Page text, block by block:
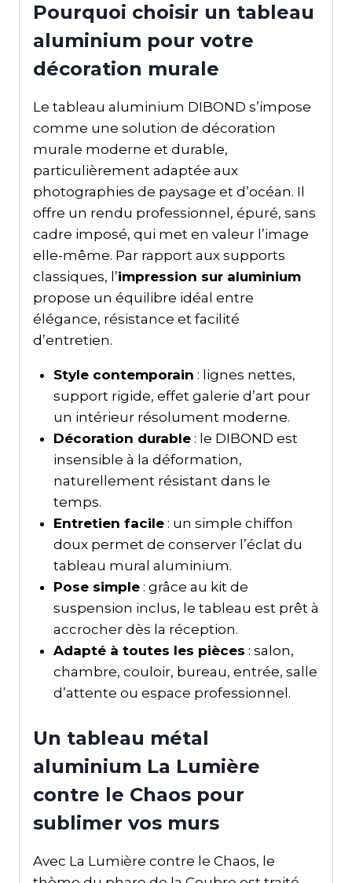
Pourquoi choisir un tableau
aluminium pour votre
décoration murale
Le tableau aluminium DIBOND s’impose
comme une solution de décoration
murale moderne et durable,
particulièrement adaptée aux
photographies de paysage et d’océan. Il
offre un rendu professionnel, épuré, sans
cadre imposé, qui met en valeur l’image
elle-même. Par rapport aux supports
classiques, l’impression sur aluminium
propose un équilibre idéal entre
élégance, résistance et facilité
d’entretien.
Style contemporain : lignes nettes,
support rigide, effet galerie d’art pour
un intérieur résolument moderne.
Décoration durable: le DIBOND est
insensible à la déformation,
naturellement résistant dans le
temps.
Entretien facile: un simple chiffon
doux permet de conserver l’éclat du
tableau mural aluminium.
Pose simple: grâce au kit de
suspension inclus, le tableau est prêt à
accrocher dès la réception.
Adapté à toutes les pièces : salon,
chambre, couloir, bureau, entrée, salle
d’attente ou espace professionnel.
Un tableau métal
aluminium La Lumière
contre le Chaos pour
sublimer vos murs
Avec La Lumière contre le Chaos, le